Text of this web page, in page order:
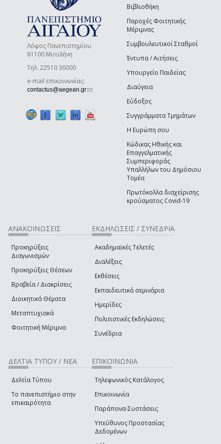
Λόφος Πανεπιστημίου
81100 Μυτιλήνη
Τηλ. 22510 36000
e-mail επικοινωνίας:
contactus@aegean.gr(link sends e-mail)
Βιβλιοθήκη
Παροχές Φοιτητικής
Μέριμνας
Συμβουλευτικοί Σταθμοί
Έντυπα / Αιτήσεις
Υπουργείο Παιδείας
Διαύγεια
Εύδοξος
Συγγράμματα Τμημάτων
Η Ευρώπη σου
Κώδικας Ηθικής και
Επαγγελματικής
Συμπεριφοράς
Υπαλλήλων του Δημόσιου
Τομέα
Πρωτόκολλα διαχείρισης
κρούσματος Covid-19
ΑΝΑΚΟΙΝΩΣΕΙΣ
Προκηρύξεις
Διαγωνισμών
Προκηρύξεις Θέσεων
Βραβεία / Διακρίσεις
Διοικητικά Θέματα
Μεταπτυχιακά
Φοιτητική Μέριμνα
ΕΚΔΗΛΩΣΕΙΣ / ΣΥΝΕΔΡΙΑ
Ακαδημαϊκές Τελετές
Διαλέξεις
Εκθέσεις
Εκπαιδευτικά σεμινάρια
Ημερίδες
Πολιτιστικές Εκδηλώσεις
Συνέδρια
ΔΕΛΤΙΑ ΤΥΠΟΥ / ΝΕΑ
Δελτία Τύπου
Το πανεπιστήμιο στην
επικαιρότητα
ΕΠΙΚΟΙΝΩΝΙΑ
Τηλεφωνικός Κατάλογος
Επικοινωνία
Παράπονα-Συστάσεις
Υπεύθυνος Προστασίας
Δεδομένων